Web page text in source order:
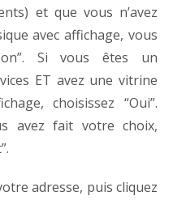
et que vous n’avez
avec affichage, vous
Si vous êtes un
ET avez une vitrine
choisissez “Oui”.
avez fait votre choix,
adresse, puis cliquez